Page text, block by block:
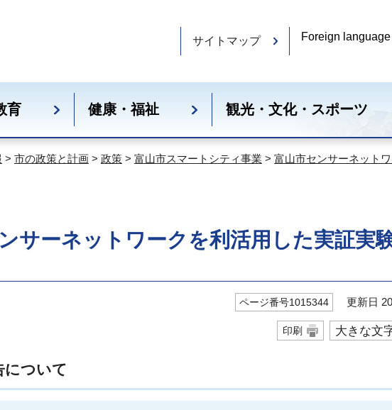
サイトマップ Foreign language
育 健康・福祉 観光・文化・スポーツ
> 市の政策と計画 > 政策 > 富山市スマートシティ事業 > 富山市センサーネット
サーネットワークを利活用した実証実
ページ番号1015344 更新日
印刷 大きな文
について